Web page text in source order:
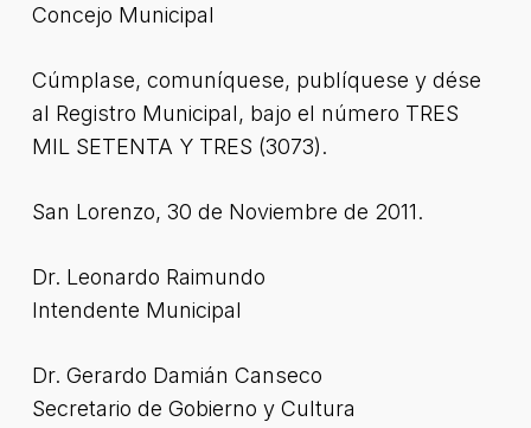
Concejo Municipal
Cúmplase, comuníquese, publíquese y dése
al Registro Municipal, bajo el número TRES
MIL SETENTA Y TRES (3073).
San Lorenzo, 30 de Noviembre de 2011.
Dr. Leonardo Raimundo
Intendente Municipal
Dr. Gerardo Damián Canseco
Secretario de Gobierno y Cultura